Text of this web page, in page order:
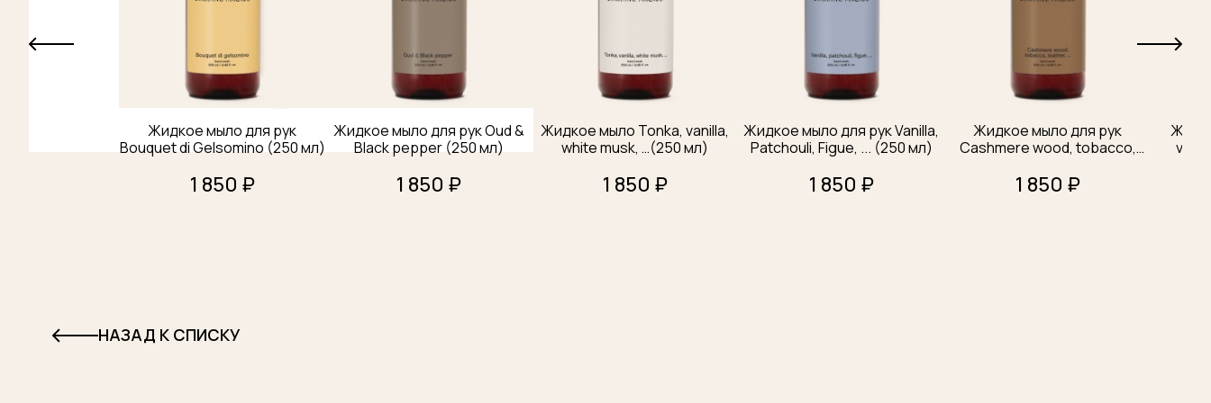
Жидкое мыло для рук
Bouquet di Gelsomino (250 мл)
1 850 ₽
Жидкое мыло для рук Oud &
Black pepper (250 мл)
1 850 ₽
Жидкое мыло Tonka, vanilla,
white musk, …(250 мл)
1 850 ₽
Жидкое мыло для рук Vanilla,
Patchouli, Figue, ... (250 мл)
1 850 ₽
Жидкое мыло для рук
Cashmere wood, tobacco,
1 850 ₽
НАЗАД К СПИСКУ